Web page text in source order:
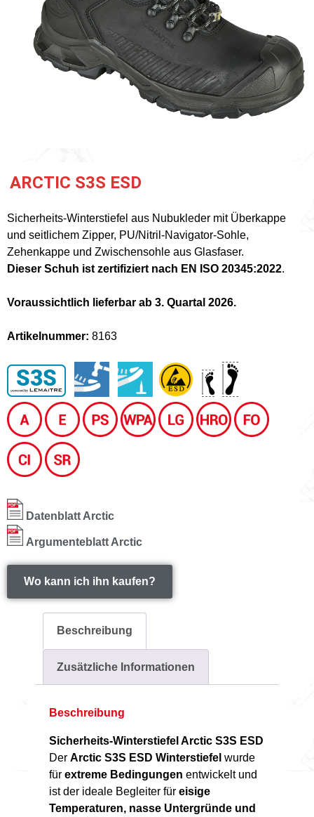
ARCTIC S3S ESD
Sicherheits-Winterstiefel aus Nubukleder mit Überkappe
und seitlichem Zipper, PU/Nitril-Navigator-Sohle,
Zehenkappe und Zwischensohle aus Glasfaser.
Dieser Schuh ist zertifiziert nach EN ISO 20345:2022.
Voraussichtlich lieferbar ab 3. Quartal 2026.
Artikelnummer: 8163
Datenblatt Arctic
Argumenteblatt Arctic
Wo kann ich ihn kaufen?
Beschreibung
Zusätzliche Informationen
Beschreibung
Sicherheits-Winterstiefel Arctic S3S ESD
Der Arctic S3S ESD Winterstiefel wurde
für extreme Bedingungen entwickelt und
ist der ideale Begleiter für eisige
Temperaturen, nasse Untergründe und